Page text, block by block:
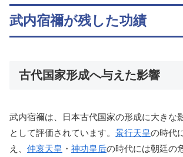
武内宿禰が残した功績
古代国家形成へ与えた影響
武内宿禰は、日本古代国家の形成に大きな
として評価されています。 景行天皇の時代
え、 仲哀天皇 ・ 神功皇后の時代には朝廷の